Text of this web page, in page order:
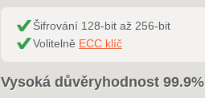
Šifrování 128-bit až 256-bit
Volitelně ECC klíč
Vysoká důvěryhodnost 99.9%